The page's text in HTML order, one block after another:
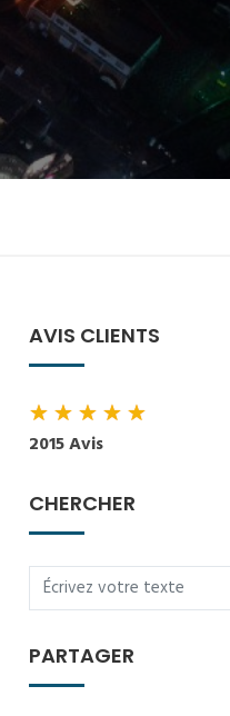
AVIS CLIENTS
★★★★★
2015 Avis
CHERCHER
PARTAGER